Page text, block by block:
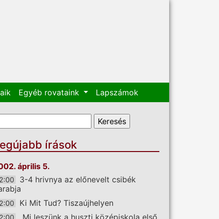
Egyéb rovataink Lapszámok
űrlap
írások
április 5.
3-4 hrivnya az előnevelt csibék
Ki Mit Tud? Tiszaújhelyen